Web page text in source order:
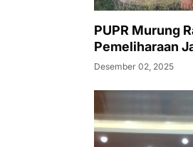
PUPR Murung
Pemeliharaan
Desember 02, 2025